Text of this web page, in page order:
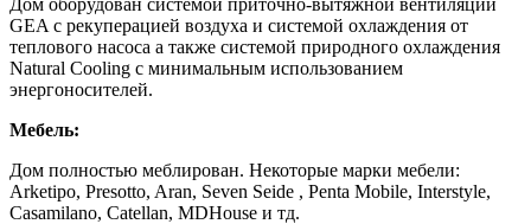
GEA с рекуперацией воздуха и системой охлаждения от
теплового насоса а также системой природного охлаждения
Natural Cooling с минимальным использованием
энергоносителей.
Мебель:
Дом полностью меблирован. Некоторые марки мебели:
Arketipo, Presotto, Aran, Seven Seide , Penta Mobile, Interstyle,
Casamilano, Catellan, MDHouse и тд.